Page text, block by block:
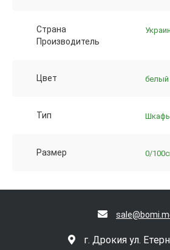
Страна
Производитель
Цвет белый
Тип
Размер 0/
г. Дрокия ул.